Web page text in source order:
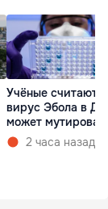
Учёные считают,
вирус Эбола в
может
2 часа назад